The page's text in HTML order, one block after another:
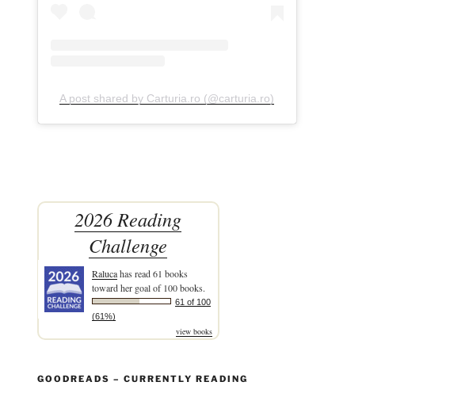
A post shared by Carturia.ro (@carturia.ro)
2026 Reading
Challenge
Ralucahas read 61 books
toward her goal of 100 books.
61 of 100
(61%)
view books
GOODREADS – CURRENTLY READING